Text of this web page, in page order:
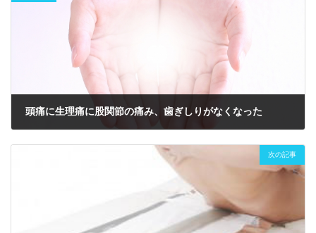
頭痛に生理痛に股関節の痛み、歯ぎしりがなくなった
次の記事